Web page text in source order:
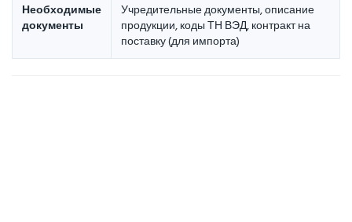
Необходимые
документы
Учредительные документы, описание
продукции, коды ТН ВЭД, контракт на
поставку (для импорта)